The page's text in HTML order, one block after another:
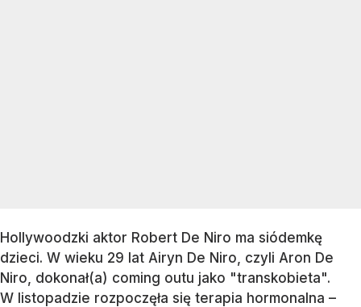
Hollywoodzki aktor Robert De Niro ma siódemkę
dzieci. W wieku 29 lat Airyn De Niro, czyli Aron De
Niro, dokonał(a) coming outu jako "transkobieta".
W listopadzie rozpoczęła się terapia hormonalna –